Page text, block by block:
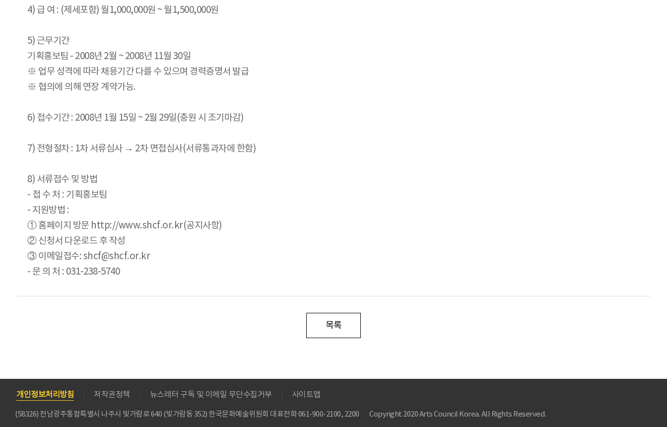
4) 급 여 : (제세포함) 월1,000,000원 ~ 월1,500,000원
5) 근무기간
기획홍보팀 - 2008년 2월 ~ 2008년 11월 30일
※ 업무 성격에 따라 채용기간 다를 수 있으며 경력증명서 발급
※ 협의에 의해 연장 계약가능.
6) 접수기간 : 2008년 1월 15일 ~ 2월 29일(충원 시 조기마감)
7) 전형절차 : 1차 서류심사 → 2차 면접심사(서류통과자에 한함)
8) 서류접수 및 방법
- 접 수 처 : 기획홍보팀
- 지원방법 :
① 홈페이지 방문 http://www.shcf.or.kr(공지사항)
② 신청서 다운로드 후 작성
③ 이메일접수: shcf@shcf.or.kr
- 문 의 처 : 031-238-5740
목록
개인정보처리방침 저작권정책 뉴스레터 구독 및 이메일 무단수집거부 사이트맵
(58326) 전남광주통합특별시 나주시 빛가람로 640 (빛가람동 352) 한국문화예술위원회 대표전화 061-900-2100, 2200 Copyright 2020 Arts Council Korea. All Rights Reserved.